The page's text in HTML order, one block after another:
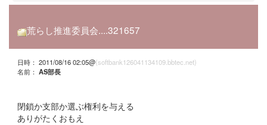
荒らし推進委員会....321657
日時： 2011/08/16 02:05@(softbank126041134109.bbtec.net)
名前： AS部長
閉鎖か支部か選ぶ権利を与える
ありがたくおもえ